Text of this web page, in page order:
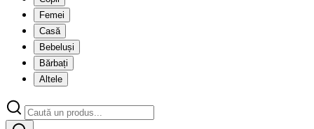
Femei
Casă
Bebeluși
Bărbați
Altele